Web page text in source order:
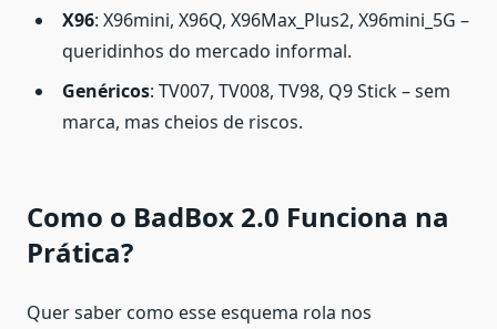
X96: X96mini, X96Q, X96Max_Plus2, X96mini_5G –
queridinhos do mercado informal.
Genéricos: TV007, TV008, TV98, Q9 Stick – sem
marca, mas cheios de riscos.
Como o BadBox 2.0 Funciona na
Prática?
Quer saber como esse esquema rola nos